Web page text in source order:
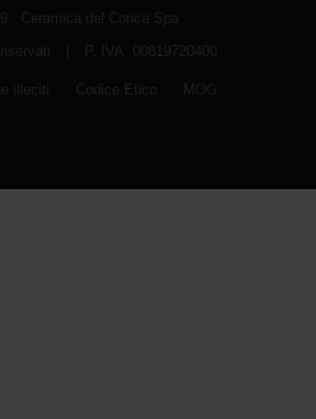
Ceramica del Conca Spa
P. IVA 00819720400
illeciti Codice Etico MOG